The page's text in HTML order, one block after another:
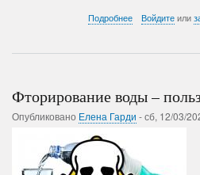
Подробнее
планеты
Войдите или
Фторирование воды –
Опубликовано Елена Гарди -сб, 12/03/